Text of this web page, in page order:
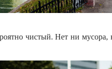
чистый. Нет ни